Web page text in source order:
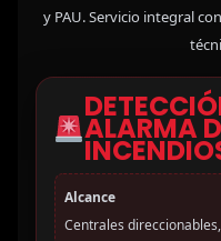
y PAU. Servicio integral
ALARMA
Alcance
Centrales direccionables,